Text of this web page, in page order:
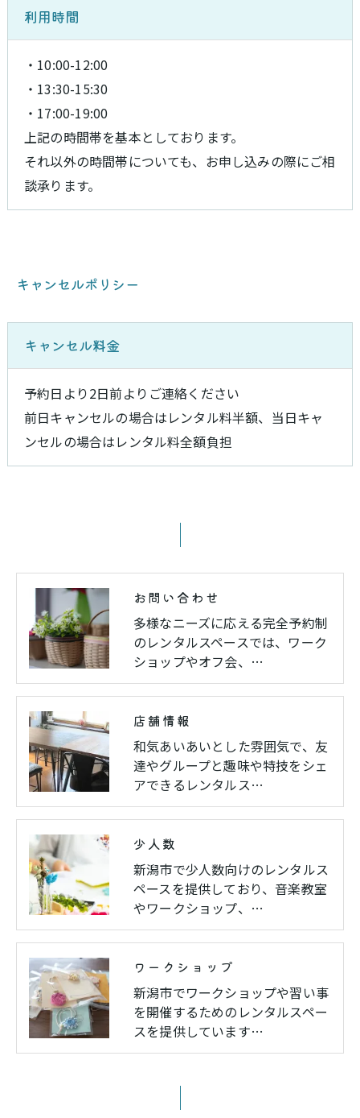
利用時間
・10:00-12:00
・13:30-15:30
・17:00-19:00
上記の時間帯を基本としております。
それ以外の時間帯についても、お申し込みの際にご相
談承ります。
キャンセルポリシー
キャンセル料金
予約日より2日前よりご連絡ください
前日キャンセルの場合はレンタル料半額、当日キャ
ンセルの場合はレンタル料全額負担
お問い合わせ
多様なニーズに応える完全予約制
のレンタルスペースでは、ワーク
ショップやオフ会、…
店舗情報
和気あいあいとした雰囲気で、友
達やグループと趣味や特技をシェ
アできるレンタルス…
少人数
新潟市で少人数向けのレンタルス
ペースを提供しており、音楽教室
やワークショップ、…
ワークショップ
新潟市でワークショップや習い事
を開催するためのレンタルスペー
スを提供しています…
お問い合わせはこちら